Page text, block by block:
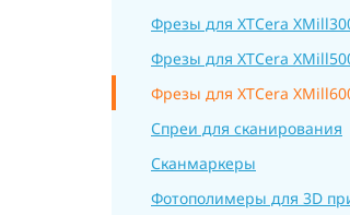
Фрезы для XTCera
Фрезы для XTCera
Фрезы для XTCera
Спреи для сканирования
Сканмаркеры
Фотополимеры для 3D